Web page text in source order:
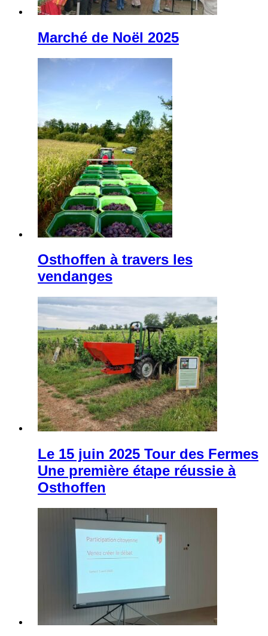
Marché de Noël 2025
Osthoffen à travers les
vendanges
Le 15 juin 2025 Tour des Fermes
Une première étape réussie à
Osthoffen